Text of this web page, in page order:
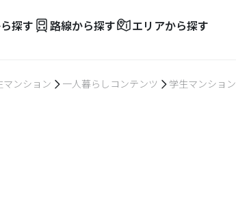
探す 路線から探す エリアから探す
マンション 一人暮らしコンテンツ 学生マンション